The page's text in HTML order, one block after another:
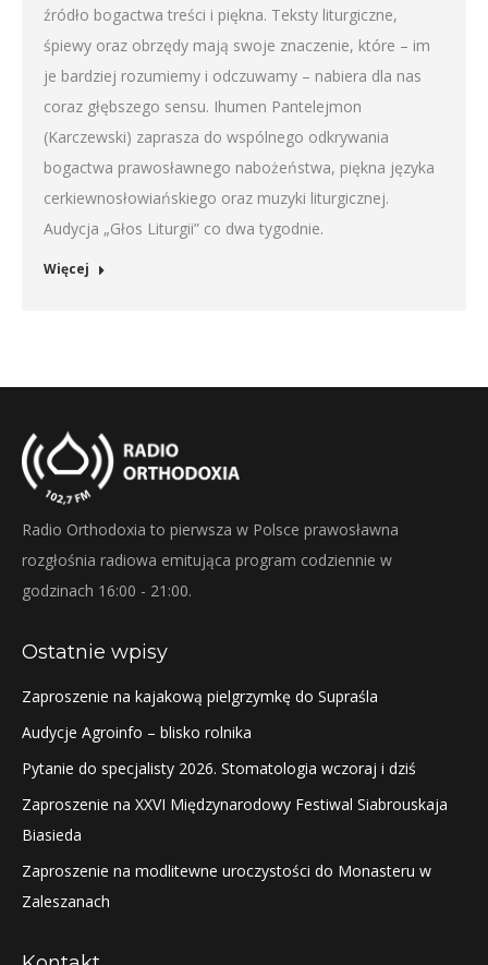
źródło bogactwa treści i piękna. Teksty liturgiczne,
śpiewy oraz obrzędy mają swoje znaczenie, które – im
je bardziej rozumiemy i odczuwamy – nabiera dla nas
coraz głębszego sensu. Ihumen Pantelejmon
(Karczewski) zaprasza do wspólnego odkrywania
bogactwa prawosławnego nabożeństwa, piękna języka
cerkiewnosłowiańskiego oraz muzyki liturgicznej.
Audycja „Głos Liturgii” co dwa tygodnie.
Więcej
Radio Orthodoxia to pierwsza w Polsce prawosławna
rozgłośnia radiowa emitująca program codziennie w
godzinach 16:00 - 21:00.
Ostatnie wpisy
Zaproszenie na kajakową pielgrzymkę do Supraśla
Audycje Agroinfo – blisko rolnika
Pytanie do specjalisty 2026. Stomatologia wczoraj i dziś
Zaproszenie na XXVI Międzynarodowy Festiwal Siabrouskaja
Biasieda
Zaproszenie na modlitewne uroczystości do Monasteru w
Zaleszanach